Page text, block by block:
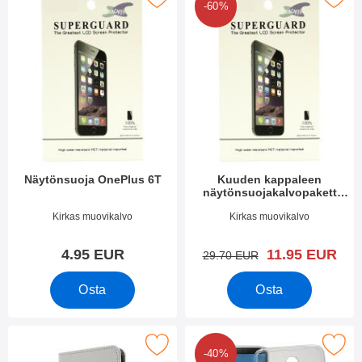
Näytönsuoja OnePlus 6T
Tuote.nro 29285
Kirkas muovikalvo
4.95 EUR
Osta
-60%
Kuuden kappaleen
näytönsuojakalvopakett
Tuote.nro 29284
Kirkas muovikalvo
vanha hinta
29.70 EUR uusi hinta
11.95 EUR
Osta
Merkitse kuviolompakko OnePlus 6T suosikiksi
-40%
Merkitse tPU-Designkotelo